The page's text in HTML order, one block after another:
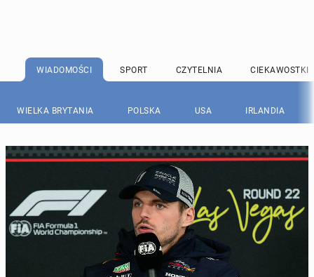
WIADOMOŚCI SPORT CZYTELNIA CIEKAWOSTKI
WIELKA BRYTANIA POLSKA USA IRLANDIA